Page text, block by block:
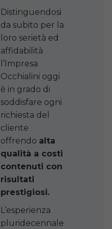
Distinguendosi
da subito per la
loro serietà ed
affidabilità
l’Impresa
Occhialini oggi
è in grado di
soddisfare ogni
richiesta del
cliente
offrendo alta
qualità a costi
contenuti con
risultati
prestigiosi.
L’esperienza
pluridecennale